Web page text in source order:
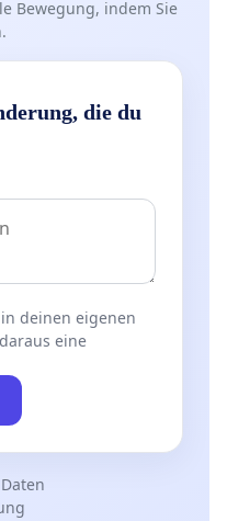
Bewegung, indem Sie
die du
deinen eigenen
eine